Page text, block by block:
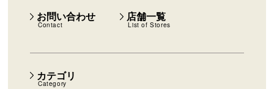
カテゴリ
Category
お問い合わせ
Contact
店舗一覧
List of Stores